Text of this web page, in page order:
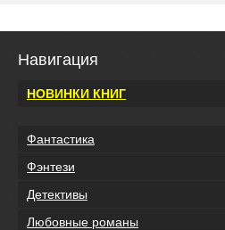
Навигация
НОВИНКИ КНИГ
Фантастика
Фэнтези
Детективы
Любовные романы